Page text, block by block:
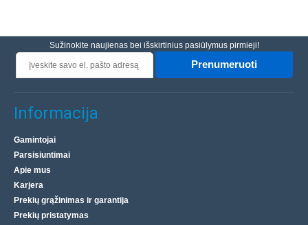
Sužinokite naujienas bei išskirtinius pasiūlymus pirmieji!
Prenumeruoti
Informacija
Gamintojai
Parsisiuntimai
Apie mus
Karjera
Prekių grąžinimas ir garantija
Prekių pristatymas